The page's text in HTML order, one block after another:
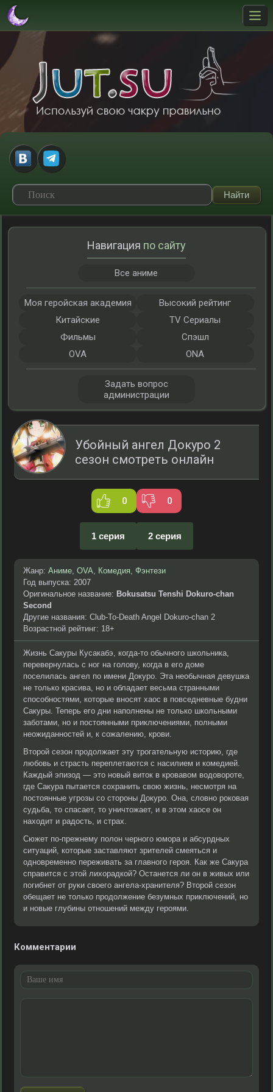
Убойный ангел Докуро 2
сезон смотреть онлайн
0 0
1 серия 2 серия
Жанр: Аниме, OVA, Комедия, Фэнтези
Год выпуска: 2007
Оригинальное название: Bokusatsu Tenshi Dokuro-chan
Second
Другие названия: Club-To-Death Angel Dokuro-chan 2
Возрастной рейтинг: 18+
Жизнь Сакуры Кусакабэ, когда-то обычного школьника,
перевернулась с ног на голову, когда в его доме
поселилась ангел по имени Докуро. Эта необычная девушка
не только красива, но и обладает весьма странными
способностями, которые вносят хаос в повседневные будни
Сакуры. Теперь его дни наполнены не только школьными
заботами, но и постоянными приключениями, полными
неожиданностей и, к сожалению, крови.
Второй сезон продолжает эту трогательную историю, где
любовь и страсть переплетаются с насилием и комедией.
Каждый эпизод — это новый виток в кровавом водовороте,
где Сакура пытается сохранить свою жизнь, несмотря на
постоянные угрозы со стороны Докуро. Она, словно роковая
судьба, то спасает, то уничтожает, и в этом хаосе он
находит и радость, и страх.
Сюжет по-прежнему полон черного юмора и абсурдных
ситуаций, которые заставляют зрителей смеяться и
одновременно переживать за главного героя. Как же Сакура
справится с этой лихорадкой? Останется ли он в живых или
погибнет от руки своего ангела-хранителя? Второй сезон
обещает не только продолжение безумных приключений, но
и новые глубины отношений между героями.
Комментарии
Навигация по сайту
Все аниме
Моя геройская академия
Высокий рейтинг
Китайские
TV Сериалы
Фильмы
Спэшл
OVA
ONA
Задать вопрос
администрации